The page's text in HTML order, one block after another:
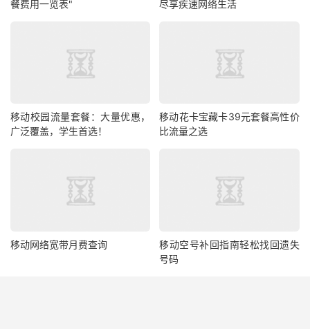
餐费用一览表"
尽享疾速网络生活
移动校园流量套餐：大量优惠，
广泛覆盖，学生首选！
移动花卡宝藏卡39元套餐高性价
比流量之选
移动网络宽带月费查询
移动空号补回指南轻松找回遗失
号码